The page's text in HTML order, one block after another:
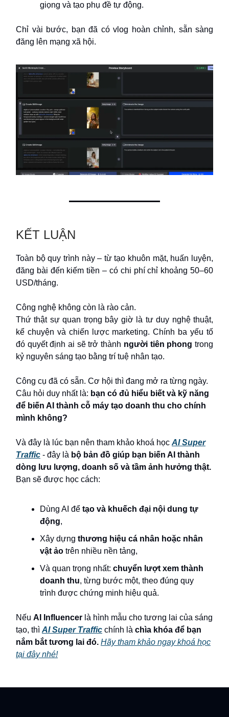
giọng và tạo phụ đề tự động.
Chỉ vài bước, bạn đã có vlog hoàn chỉnh, sẵn sàng
đăng lên mạng xã hội.
KẾT LUẬN
Toàn bộ quy trình này – từ tạo khuôn mặt, huấn luyện,
đăng bài đến kiếm tiền – có chi phí chỉ khoảng 50–60
USD/tháng.
Công nghệ không còn là rào cản.
Thứ thật sự quan trọng bây giờ là tư duy nghệ thuật,
kể chuyện và chiến lược marketing. Chính ba yếu tố
đó quyết định ai sẽ trở thành người tiên phong trong
kỷ nguyên sáng tạo bằng trí tuệ nhân tạo.
Công cụ đã có sẵn. Cơ hội thì đang mở ra từng ngày.
Câu hỏi duy nhất là: bạn có đủ hiểu biết và kỹ năng
để biến AI thành cỗ máy tạo doanh thu cho chính
mình không?
Và đây là lúc bạn nên tham khảo khoá học AI Super
Traffic - đây là bộ bản đồ giúp bạn biến AI thành
dòng lưu lượng, doanh số và tầm ảnh hưởng thật.
Bạn sẽ được học cách:
Dùng AI để tạo và khuếch đại nội dung tự
động,
Xây dựng thương hiệu cá nhân hoặc nhân
vật ảo trên nhiều nền tảng,
Và quan trọng nhất: chuyển lượt xem thành
doanh thu, từng bước một, theo đúng quy
trình được chứng minh hiệu quả.
Nếu AI Influencer là hình mẫu cho tương lai của sáng
tạo, thì AI Super Traffic chính là chìa khóa để bạn
nắm bắt tương lai đó. Hãy tham khảo ngay khoá học
tại đây nhé!